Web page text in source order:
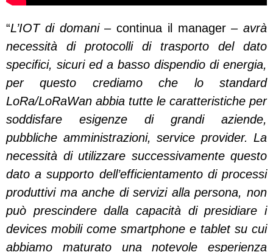
“L’IOT di domani – continua il manager– avrà
necessità di protocolli di trasporto del dato
specifici, sicuri ed a basso dispendio di energia,
per questo crediamo che lo standard
LoRa/LoRaWan abbia tutte le caratteristiche per
soddisfare esigenze di grandi aziende,
pubbliche amministrazioni, service provider. La
necessità di utilizzare successivamente questo
dato a supporto dell’efficientamento di processi
produttivi ma anche di servizi alla persona, non
può prescindere dalla capacità di presidiare i
devices mobili come smartphone e tablet su cui
abbiamo maturato una notevole esperienza